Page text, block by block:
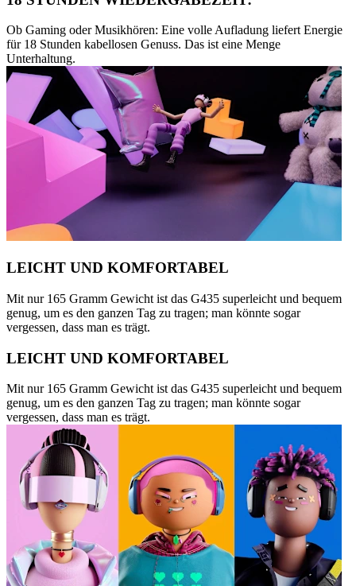
Ob Gaming oder Musikhören: Eine volle Aufladung liefert Energie
für 18 Stunden kabellosen Genuss. Das ist eine Menge
Unterhaltung.
LEICHT UND KOMFORTABEL
Mit nur 165 Gramm Gewicht ist das G435 superleicht und bequem
genug, um es den ganzen Tag zu tragen; man könnte sogar
vergessen, dass man es trägt.
LEICHT UND KOMFORTABEL
Mit nur 165 Gramm Gewicht ist das G435 superleicht und bequem
genug, um es den ganzen Tag zu tragen; man könnte sogar
vergessen, dass man es trägt.